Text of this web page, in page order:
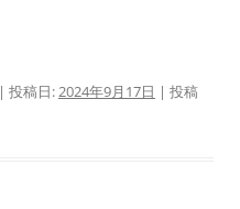
| 投稿日:2024年9月17日 | 投稿